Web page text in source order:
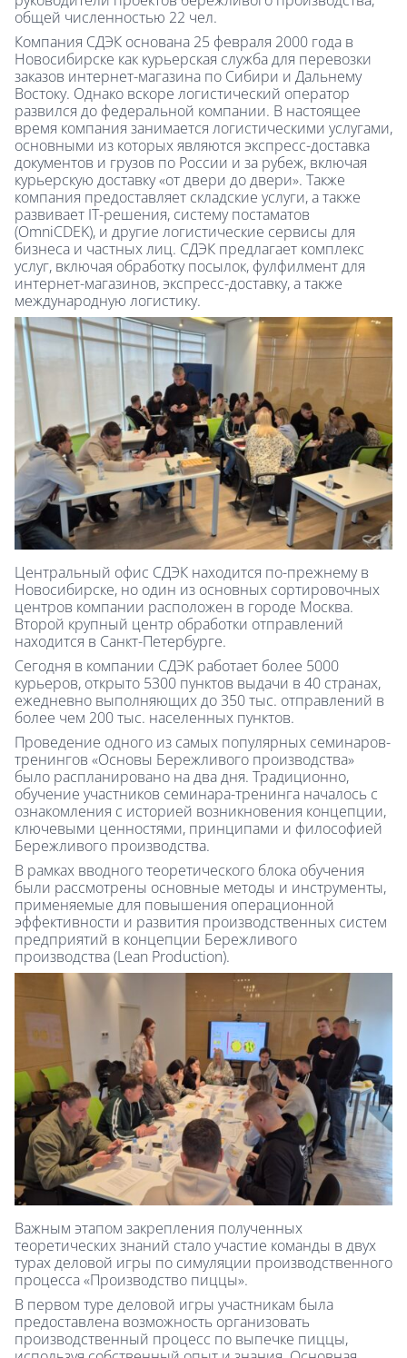
общей численностью 22 чел.
Компания СДЭК основана 25 февраля 2000 года в
Новосибирске как курьерская служба для перевозки
заказов интернет-магазина по Сибири и Дальнему
Востоку. Однако вскоре логистический оператор
развился до федеральной компании. В настоящее
время компания занимается логистическими услугами,
основными из которых являются экспресс-доставка
документов и грузов по России и за рубеж, включая
курьерскую доставку «от двери до двери». Также
компания предоставляет складские услуги, а также
развивает IT-решения, систему постаматов
(OmniCDEK), и другие логистические сервисы для
бизнеса и частных лиц. СДЭК предлагает комплекс
услуг, включая обработку посылок, фулфилмент для
интернет-магазинов, экспресс-доставку, а также
международную логистику.
Центральный офис СДЭК находится по-прежнему в
Новосибирске, но один из основных сортировочных
центров компании расположен в городе Москва.
Второй крупный центр обработки отправлений
находится в Санкт-Петербурге.
Сегодня в компании СДЭК работает более 5000
курьеров, открыто 5300 пунктов выдачи в 40 странах,
ежедневно выполняющих до 350 тыс. отправлений в
более чем 200 тыс. населенных пунктов.
Проведение одного из самых популярных семинаров-
тренингов «Основы Бережливого производства»
было распланировано на два дня. Традиционно,
обучение участников семинара-тренинга началось с
ознакомления с историей возникновения концепции,
ключевыми ценностями, принципами и философией
Бережливого производства.
В рамках вводного теоретического блока обучения
были рассмотрены основные методы и инструменты,
применяемые для повышения операционной
эффективности и развития производственных систем
предприятий в концепции Бережливого
производства (Lean Production).
Важным этапом закрепления полученных
теоретических знаний стало участие команды в двух
турах деловой игры по симуляции производственного
процесса «Производство пиццы».
В первом туре деловой игры участникам была
предоставлена возможность организовать
производственный процесс по выпечке пиццы,